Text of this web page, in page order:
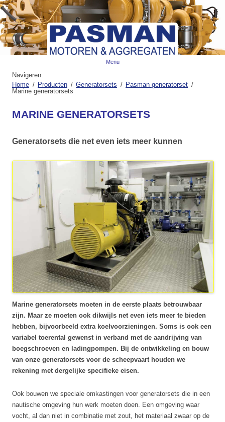
Menu
Navigeren:
Home
Producten Generatorsets
Pasman generatorset
Marine generatorsets
MARINE GENERATORSETS
Generatorsets die net even iets meer kunnen
Marine generatorsets moeten in de eerste plaats betrouwbaar
zijn. Maar ze moeten ook dikwijls net even iets meer te bieden
hebben, bijvoorbeeld extra koelvoorzieningen. Soms is ook een
variabel toerental gewenst in verband met de aandrijving van
boegschroeven en ladingpompen. Bij de ontwikkeling en bouw
van onze generatorsets voor de scheepvaart houden we
rekening met dergelijke specifieke eisen.
Ook bouwen we speciale omkastingen voor generatorsets die in een
nautische omgeving hun werk moeten doen. Een omgeving waar
vocht, al dan niet in combinatie met zout, het materiaal zwaar op de